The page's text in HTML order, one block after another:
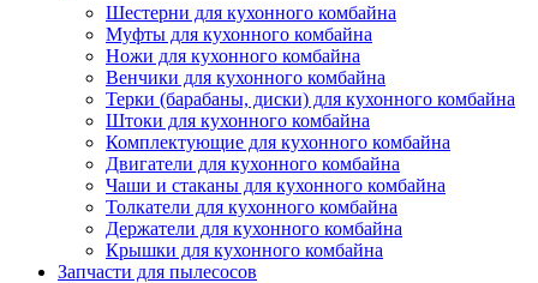
Шестерни для кухонного комбайна
Муфты для кухонного комбайна
Ножи для кухонного комбайна
Венчики для кухонного комбайна
Терки (барабаны, диски) для кухонного комбайна
Штоки для кухонного комбайна
Комплектующие для кухонного комбайна
Двигатели для кухонного комбайна
Чаши и стаканы для кухонного комбайна
Толкатели для кухонного комбайна
Держатели для кухонного комбайна
Крышки для кухонного комбайна
Запчасти для пылесосов